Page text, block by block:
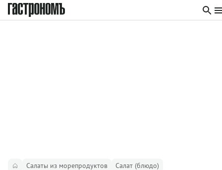
Салаты из морепродуктов
Салат (блюдо)